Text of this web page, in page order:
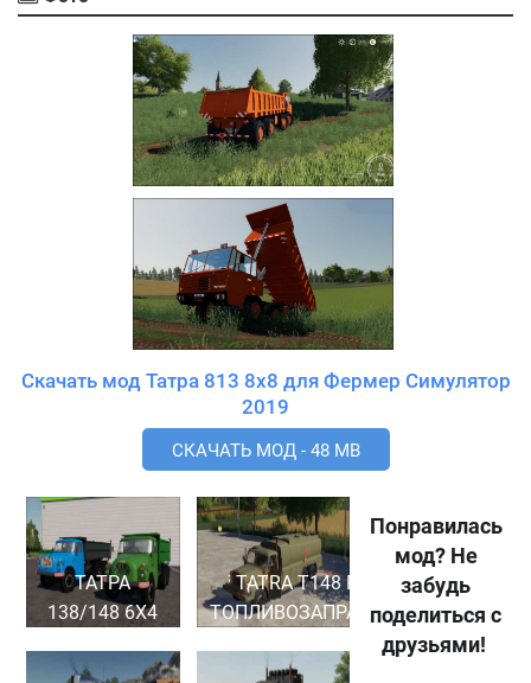
Скачать мод Татра 813 8x8 для Фермер Симулятор
2019
СКАЧАТЬ МОД - 48 MB
ТАТРА
138/148 6Х4
TATRA T148 PHM
ТОПЛИВОЗАПРАВЩИК
Понравилась
мод? Не
забудь
поделиться с
друзьями!